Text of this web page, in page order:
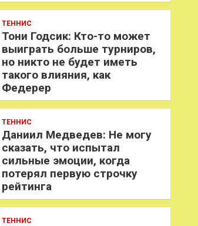
ТЕННИС
Тони Годсик: Кто-то может
выиграть больше турниров,
но никто не будет иметь
такого влияния, как
Федерер
ТЕННИС
Даниил Медведев: Не могу
сказать, что испытал
сильные эмоции, когда
потерял первую строчку
рейтинга
ТЕННИС